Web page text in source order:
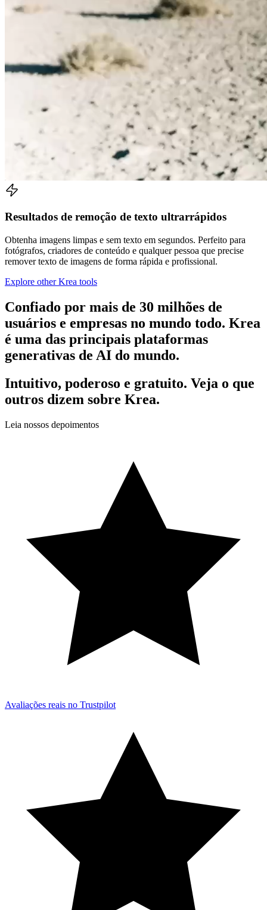
Resultados de remoção de texto ultrarrápidos
Obtenha imagens limpas e sem texto em segundos. Perfeito para
fotógrafos, criadores de conteúdo e qualquer pessoa que precise
remover texto de imagens de forma rápida e profissional.
Explore other Krea tools
Confiado por mais de 30 milhões de
usuários e empresas no mundo todo. Krea
é uma das principais plataformas
generativas de AI do mundo.
Intuitivo, poderoso e gratuito. Veja o que
outros dizem sobre Krea.
Leia nossos depoimentos
Avaliações reais no Trustpilot